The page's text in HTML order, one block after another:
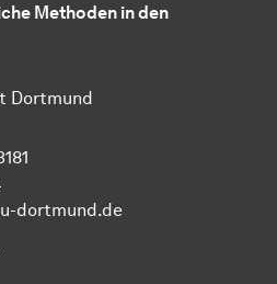
Methoden in den
Dortmund
dortmund.de